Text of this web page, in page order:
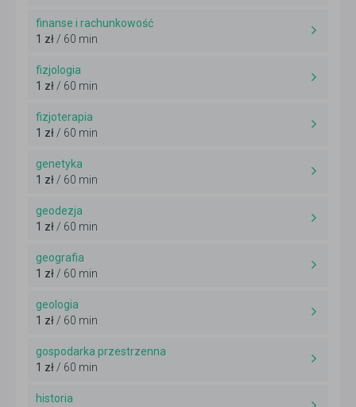
finanse i rachunkowość
1 zł/ 60 min
fizjologia
1 zł/ 60 min
fizjoterapia
1 zł/ 60 min
genetyka
1 zł/ 60 min
geodezja
1 zł/ 60 min
geografia
1 zł/ 60 min
geologia
1 zł/ 60 min
gospodarka przestrzenna
1 zł/ 60 min
historia